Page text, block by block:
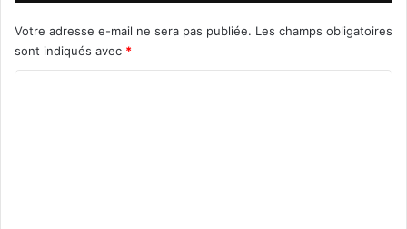
p
p
e
Votre adresse e-mail ne sera pas publiée. Les champs obligatoires
sont indiqués avec *